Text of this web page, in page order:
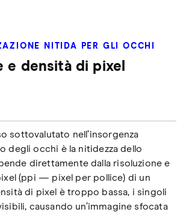
NITIDA PER GLI OCCHI
e densità di pixel
sottovalutato nell’insorgenza
degli occhi è la nitidezza dello
direttamente dalla risoluzione e
(ppi — pixel per pollice) di un
di pixel è troppo bassa, i singoli
causando un’immagine sfocata